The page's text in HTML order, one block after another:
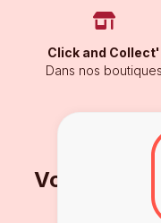
Click and Collect'
Dans nos boutiques
Vous ne